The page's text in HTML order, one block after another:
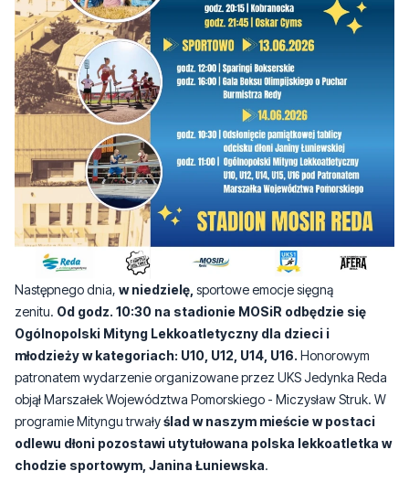
Następnego dnia,w niedzielę,
sportowe emocje sięgną
zenitu.Od godz. 10:30 na stadionie MOSiR odbędzie się
Ogólnopolski Mityng Lekkoatletyczny dla dzieci i
młodzieży w kategoriach: U10, U12, U14, U16.Honorowym
patronatem wydarzenie organizowane przez UKS Jedynka Reda
objął Marszałek Województwa Pomorskiego - Miczysław Struk. W
programie Mityngu trwałyślad w naszym mieście w postaci
odlewu dłoni pozostawi utytułowana polska lekkoatletka w
chodzie sportowym, Janina Łuniewska
— Serdecznie zapraszamy wszystkich mieszkańców i przyjaciół
naszego miasta do spędzenia tego czasu razem. Zarówno Fabryka